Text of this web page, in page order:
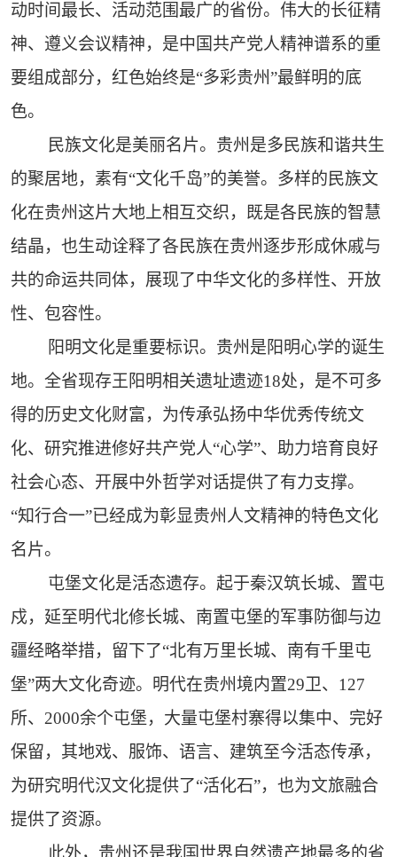
动时间最长、活动范围最广的省份。伟大的长征精
神、遵义会议精神，是中国共产党人精神谱系的重
要组成部分，红色始终是“多彩贵州”最鲜明的底
色。
民族文化是美丽名片。贵州是多民族和谐共生
的聚居地，素有“文化千岛”的美誉。多样的民族文
化在贵州这片大地上相互交织，既是各民族的智慧
结晶，也生动诠释了各民族在贵州逐步形成休戚与
共的命运共同体，展现了中华文化的多样性、开放
性、包容性。
阳明文化是重要标识。贵州是阳明心学的诞生
地。全省现存王阳明相关遗址遗迹18处，是不可多
得的历史文化财富，为传承弘扬中华优秀传统文
化、研究推进修好共产党人“心学”、助力培育良好
社会心态、开展中外哲学对话提供了有力支撑。
“知行合一”已经成为彰显贵州人文精神的特色文化
名片。
屯堡文化是活态遗存。起于秦汉筑长城、置屯
戍，延至明代北修长城、南置屯堡的军事防御与边
疆经略举措，留下了“北有万里长城、南有千里屯
堡”两大文化奇迹。明代在贵州境内置29卫、127
所、2000余个屯堡，大量屯堡村寨得以集中、完好
保留，其地戏、服饰、语言、建筑至今活态传承，
为研究明代汉文化提供了“活化石”，也为文旅融合
提供了资源。
此外，贵州还是我国世界自然遗产地最多的省